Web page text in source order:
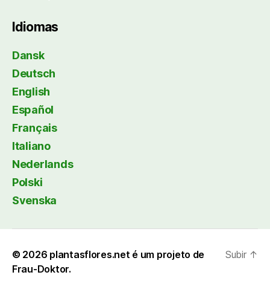
Idiomas
Dansk
Deutsch
English
Español
Français
Italiano
Nederlands
Polski
Svenska
© 2026 plantasflores.net é um projeto de
Frau-Doktor.
Subir ↑